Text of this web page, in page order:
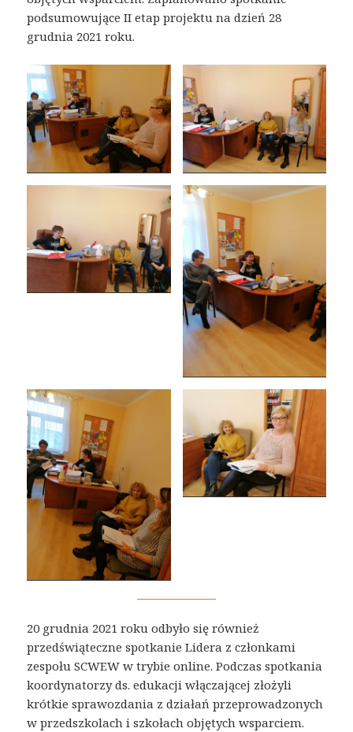
podsumowujące II etap projektu na dzień 28
grudnia 2021 roku.
20 grudnia 2021 roku odbyło się również
przedświąteczne spotkanie Lidera z członkami
zespołu SCWEW w trybie online. Podczas spotkania
koordynatorzy ds. edukacji włączającej złożyli
krótkie sprawozdania z działań przeprowadzonych
w przedszkolach i szkołach objętych wsparciem.